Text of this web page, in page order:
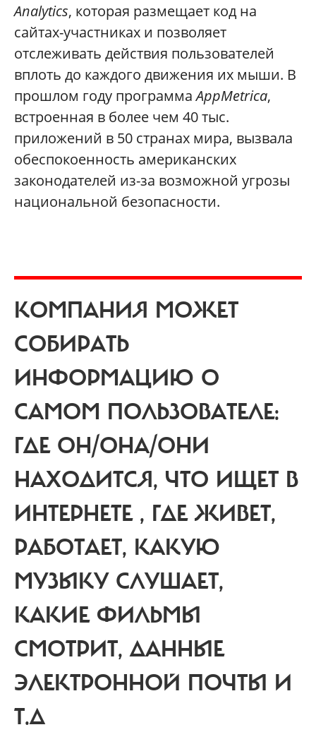
Analytics, которая размещает код на
сайтах-участниках и позволяет
отслеживать действия пользователей
вплоть до каждого движения их мыши. В
прошлом году программаAppMetrica,
встроенная в более чем 40 тыс.
приложений в 50 странах мира, вызвала
обеспокоенность американских
законодателей из-за возможной угрозы
национальной безопасности.
КОМПАНИЯ МОЖЕТ
СОБИРАТЬ
ИНФОРМАЦИЮ О
САМОМ ПОЛЬЗОВАТЕЛЕ:
ГДЕ ОН/ОНА/ОНИ
НАХОДИТСЯ, ЧТО ИЩЕТ В
ИНТЕРНЕТЕ , ГДЕ ЖИВЕТ,
РАБОТАЕТ, КАКУЮ
МУЗЫКУ СЛУШАЕТ,
КАКИЕ ФИЛЬМЫ
СМОТРИТ, ДАННЫЕ
ЭЛЕКТРОННОЙ ПОЧТЫ И
Т.Д